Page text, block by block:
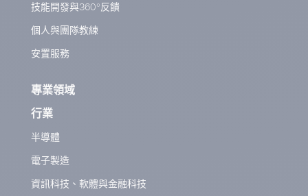
技能開發與360°反饋
個人與團隊教練
安置服務
專業領域
行業
半導體
電子製造
資訊科技、軟體與金融科技